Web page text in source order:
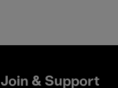
Join & Support